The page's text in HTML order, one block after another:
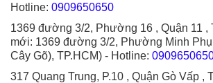
Hotline: 0909650650
1369 đường 3/2, Phường 16 , Quận 11 ,
mới: 1369 đường 3/2, Phường Minh
Cây Gõ), TP.HCM) - Hotline:
317 Quang Trung, P.10 , Quận Gò Vấp ,